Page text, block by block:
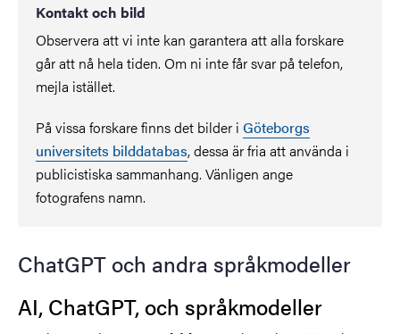
Kontakt och bild
Observera att vi inte kan garantera att alla forskare
går att nå hela tiden. Om ni inte får svar på telefon,
mejla istället.
På vissa forskare finns det bilder i Göteborgs
universitets bilddatabas, dessa är fria att använda i
publicistiska sammanhang. Vänligen ange
fotografens namn.
ChatGPT och andra språkmodeller
AI, ChatGPT, och språkmodeller